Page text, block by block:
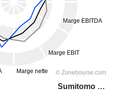
Sumitomo Electric Industries, Ltd.